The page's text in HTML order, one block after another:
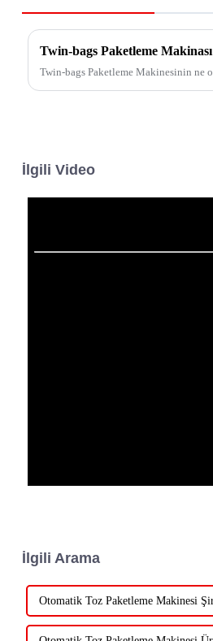
Twin-bags Paketleme
Twin-bags Paketleme Makinesinin ne
İlgili Video
İlgili Arama
Otomatik Toz Paketleme Makinesi